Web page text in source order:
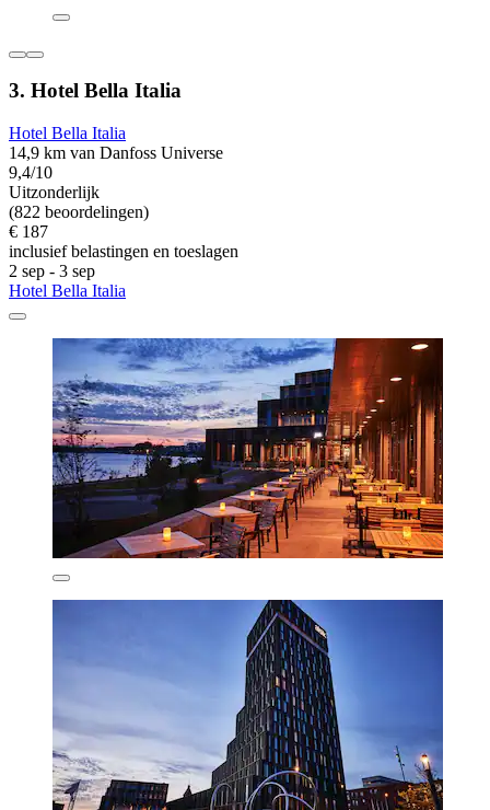
3. Hotel Bella Italia
Hotel Bella Italia
14,9 km van Danfoss Universe
9,4/10
Uitzonderlijk
(822 beoordelingen)
€ 187
inclusief belastingen en toeslagen
2 sep - 3 sep
Hotel Bella Italia